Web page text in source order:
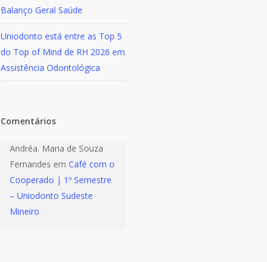
Balanço Geral Saúde
Uniodonto está entre as Top 5
do Top of Mind de RH 2026 em
Assistência Odontológica
Comentários
Andréa. Maria de Souza
Fernandes emCafé com o
Cooperado | 1º Semestre
– Uniodonto Sudeste
Mineiro